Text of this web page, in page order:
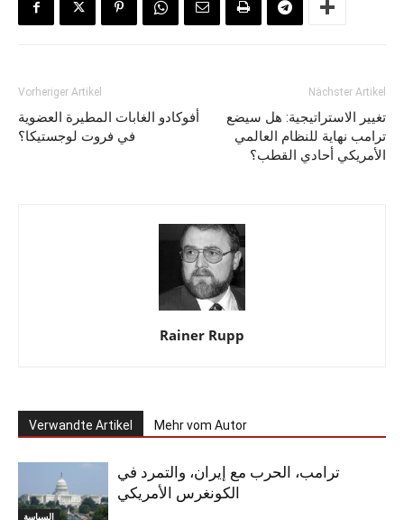
Vorheriger Artikel
أفوكادو الغابات المطيرة العضوية
في فروت لوجستيكا؟
Nächster Artikel
تغيير الاستراتيجية: هل سيضع
ترامب نهاية للنظام العالمي
الأمريكي أحادي القطب؟
Rainer Rupp
Verwandte Artikel Mehr vom Autor
السياسة
ترامب، الحرب مع إيران، والتمرد في
الكونغرس الأمريكي